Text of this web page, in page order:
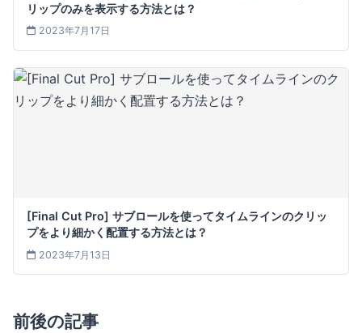
リップのみを表示する方法とは？
2023年7月17日
[Final Cut Pro] サブロールを使ってタイムラインのクリッ
プをより細かく配置する方法とは？
2023年7月13日
前後の記事